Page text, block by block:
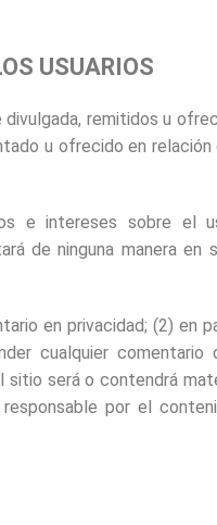
USUARIOS
remitidos u
u ofrecido en relación
e intereses sobre el
de ninguna manera en
en privacidad; (2) en
cualquier comentario
sitio será o contendrá
por el